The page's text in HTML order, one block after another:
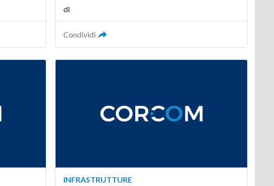
di
Condividi
INFRASTRUTTURE